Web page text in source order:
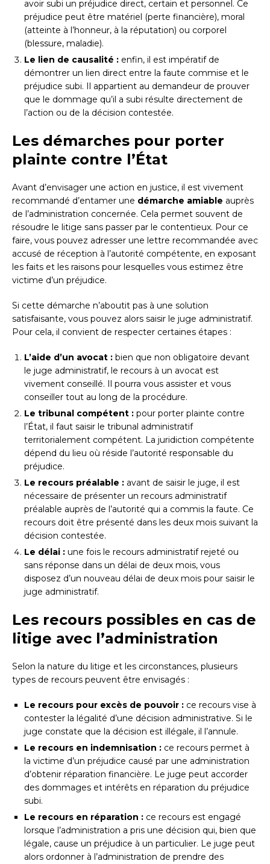
avoir subi un préjudice direct, certain et personnel. Ce
préjudice peut être matériel (perte financière), moral
(atteinte à l’honneur, à la réputation) ou corporel
(blessure, maladie).
Le lien de causalité : enfin, il est impératif de
démontrer un lien direct entre la faute commise et le
préjudice subi. Il appartient au demandeur de prouver
que le dommage qu’il a subi résulte directement de
l’action ou de la décision contestée.
Les démarches pour porter
plainte contre l’État
Avant d’envisager une action en justice, il est vivement
recommandé d’entamer une démarche amiable auprès
de l’administration concernée. Cela permet souvent de
résoudre le litige sans passer par le contentieux. Pour ce
faire, vous pouvez adresser une lettre recommandée avec
accusé de réception à l’autorité compétente, en exposant
les faits et les raisons pour lesquelles vous estimez être
victime d’un préjudice.
Si cette démarche n’aboutit pas à une solution
satisfaisante, vous pouvez alors saisir le juge administratif.
Pour cela, il convient de respecter certaines étapes :
L’aide d’un avocat : bien que non obligatoire devant
le juge administratif, le recours à un avocat est
vivement conseillé. Il pourra vous assister et vous
conseiller tout au long de la procédure.
Le tribunal compétent : pour porter plainte contre
l’État, il faut saisir le tribunal administratif
territorialement compétent. La juridiction compétente
dépend du lieu où réside l’autorité responsable du
préjudice.
Le recours préalable : avant de saisir le juge, il est
nécessaire de présenter un recours administratif
préalable auprès de l’autorité qui a commis la faute. Ce
recours doit être présenté dans les deux mois suivant la
décision contestée.
Le délai : une fois le recours administratif rejeté ou
sans réponse dans un délai de deux mois, vous
disposez d’un nouveau délai de deux mois pour saisir le
juge administratif.
Les recours possibles en cas de
litige avec l’administration
Selon la nature du litige et les circonstances, plusieurs
types de recours peuvent être envisagés :
Le recours pour excès de pouvoir : ce recours vise à
contester la légalité d’une décision administrative. Si le
juge constate que la décision est illégale, il l’annule.
Le recours en indemnisation : ce recours permet à
la victime d’un préjudice causé par une administration
d’obtenir réparation financière. Le juge peut accorder
des dommages et intérêts en réparation du préjudice
subi.
Le recours en réparation : ce recours est engagé
lorsque l’administration a pris une décision qui, bien que
légale, cause un préjudice à un particulier. Le juge peut
alors ordonner à l’administration de prendre des